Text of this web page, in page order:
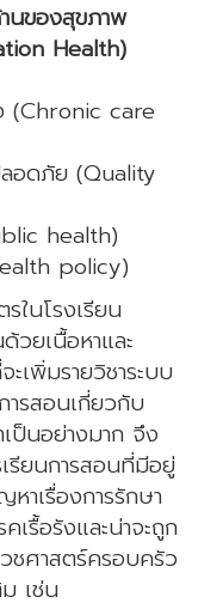
องสุขภาพ
Health)
(Chronic care
อดภัย (Quality
health)
policy)
ในโรงเรียน
ยเนื้อหาและ
เพิ่มรายวิชาระบบ
ารสอนเกี่ยวกับ
ป็นอย่างมาก จึง
รียนการสอนที่มีอยู่
าเรื่องการรักษา
เรื้อรังและน่าจะถูก
ชศาสตร์ครอบครัว
เช่น